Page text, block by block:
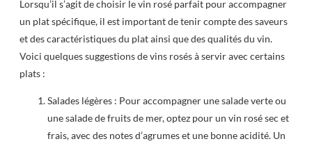
Lorsqu’il s’agit de choisir le vin rosé parfait pour accompagner
un plat spécifique, il est important de tenir compte des saveurs
et des caractéristiques du plat ainsi que des qualités du vin.
Voici quelques suggestions de vins rosés à servir avec certains
plats :
Salades légères : Pour accompagner une salade verte ou
une salade de fruits de mer, optez pour un vin rosé sec et
frais, avec des notes d’agrumes et une bonne acidité. Un